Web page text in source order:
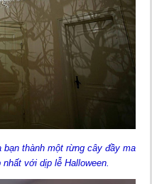
thành một rừng cây đầy ma
với dịp lễ Halloween.